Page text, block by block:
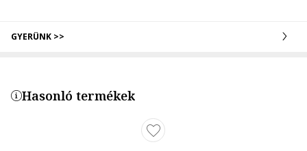
GYERÜNK >>
Hasonló termékek